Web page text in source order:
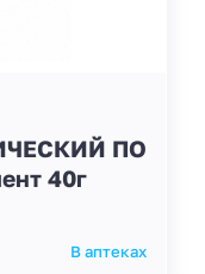
ПО
40г
В аптеках